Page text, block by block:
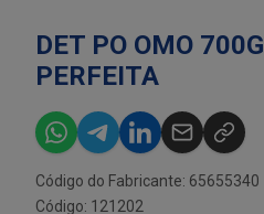
DET PO OMO
PERFEITA
Código do Fabricante: 65655340
Código: 121202